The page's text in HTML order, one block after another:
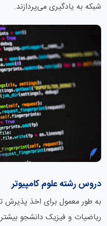
شبکه به یادگیری می‌پردازند.
دروس رشته علوم کامپیوتر
به طور معمول برای اخذ پذیرش
ریاضیات و فیزیک دانشجو